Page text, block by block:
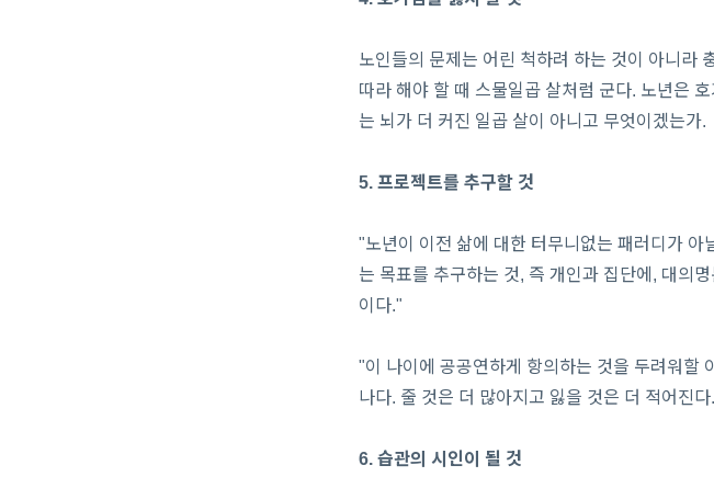
노인들의 문제는 어린 척하려 하는 것이 아니라
따라 해야 할 때 스물일곱 살처럼 군다. 노년은
는 뇌가 더 커진 일곱 살이 아니고 무엇이겠는가.
5. 프로젝트를 추구할 것
"노년이 이전 삶에 대한 터무니없는 패러디가
는 목표를 추구하는 것, 즉 개인과 집단에, 대의
이다."
"이 나이에 공공연하게 항의하는 것을 두려워할
나다. 줄 것은 더 많아지고 잃을 것은 더 적어진다.
6. 습관의 시인이 될 것